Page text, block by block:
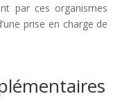
par ces organismes
prise en charge de